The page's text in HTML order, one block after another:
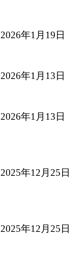
2026年1月19日
2026年1月13日
2026年1月13日
2025年12月25日
2025年12月25日